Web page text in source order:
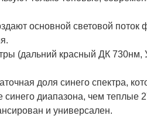
основной световой
(дальний красный ДК
доля синего спектра,
диапазона, чем теплые
и универсален.